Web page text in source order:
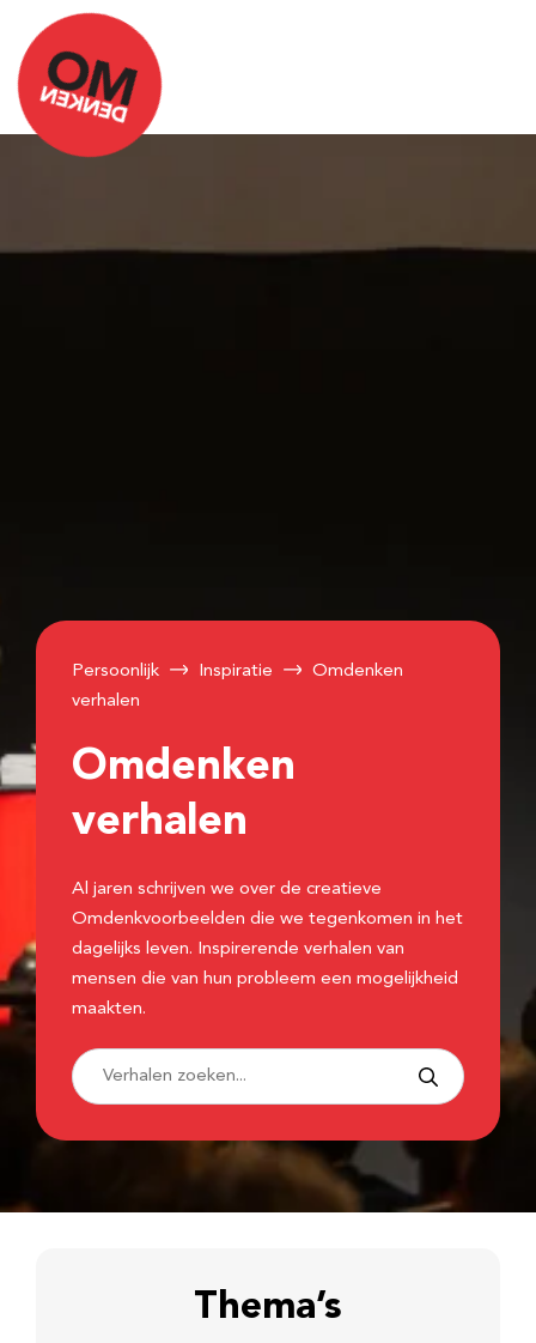
Persoonlijk Inspiratie
Omdenken
verhalen
Omdenken
verhalen
Al jaren schrijven we over de creatieve
Omdenkvoorbeelden die we tegenkomen in het
dagelijks leven. Inspirerende verhalen van
mensen die van hun probleem een mogelijkheid
maakten.
Thema’s